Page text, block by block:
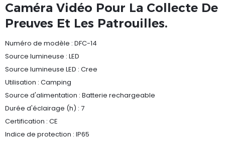
Caméra Vidéo Pour La Collecte De
Preuves Et Les Patrouilles.
Numéro de modèle : DFC-14
Source lumineuse : LED
Source lumineuse LED : Cree
Utilisation : Camping
Source d'alimentation : Batterie rechargeable
Durée d'éclairage (h) : 7
Certification : CE
Indice de protection : IP65